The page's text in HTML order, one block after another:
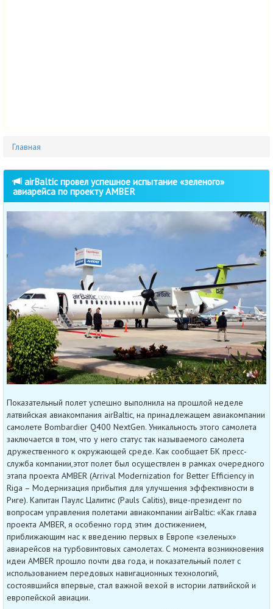
Главная
airBaltic провел успешное испытание «зеленого»
авиарейса по проекту AMBER
Показательный полет успешно выполнила на прошлой неделе
латвийская авиакомпания airBaltic, на принадлежащем авиакомпании
самолете Bombardier Q400 NextGen. Уникальность этого самолета
заключается в том, что у него статус так называемого самолета
дружественного к окружающей среде. Как сообщает БК пресс-
служба компании,этот полет был осуществлен в рамках очередного
этапа проекта AMBER (Arrival Modernization for Better Efficiency in
Riga – Модернизация прибытия для улучшения эффективности в
Риге). Капитан Паулс Цалитис (Pauls Calitis), вице-президент по
вопросам управления полетами авиакомпании airBaltic: «Как глава
проекта AMBER, я особенно горд этим достижением,
приближающим нас к введению первых в Европе «зеленых»
авиарейсов на турбовинтовых самолетах. С момента возникновения
идеи AMBER прошло почти два года, и показательный полет с
использованием передовых навигационных технологий,
состоявшийся впервые, стал важной вехой в истории латвийской и
европейской авиации.